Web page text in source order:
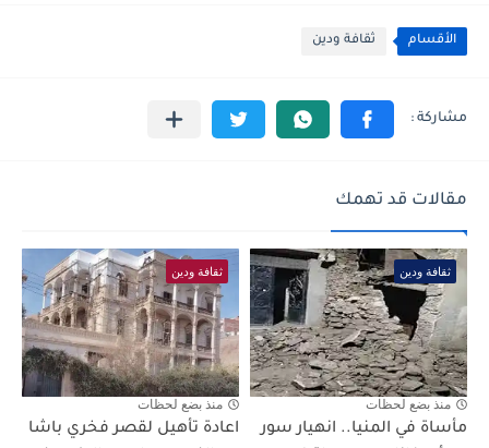
الأقسام ثقافة ودين
مقالات قد تهمك
ثقافة ودين
منذ بضع لحظات
مأساة في المنيا.. انهيار سور
ثقافة ودين
منذ بضع لحظات
اعادة تأهيل لقصر فخري باشا